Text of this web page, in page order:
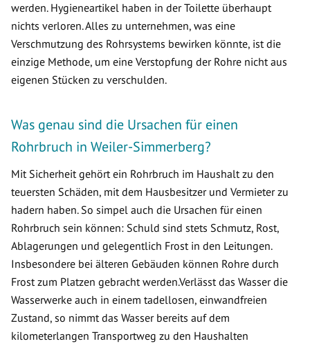
werden. Hygieneartikel haben in der Toilette überhaupt
nichts verloren. Alles zu unternehmen, was eine
Verschmutzung des Rohrsystems bewirken könnte, ist die
einzige Methode, um eine Verstopfung der Rohre nicht aus
eigenen Stücken zu verschulden.
Was genau sind die Ursachen für einen
Rohrbruch in Weiler-Simmerberg?
Mit Sicherheit gehört ein Rohrbruch im Haushalt zu den
teuersten Schäden, mit dem Hausbesitzer und Vermieter zu
hadern haben. So simpel auch die Ursachen für einen
Rohrbruch sein können: Schuld sind stets Schmutz, Rost,
Ablagerungen und gelegentlich Frost in den Leitungen.
Insbesondere bei älteren Gebäuden können Rohre durch
Frost zum Platzen gebracht werden.Verlässt das Wasser die
Wasserwerke auch in einem tadellosen, einwandfreien
Zustand, so nimmt das Wasser bereits auf dem
kilometerlangen Transportweg zu den Haushalten